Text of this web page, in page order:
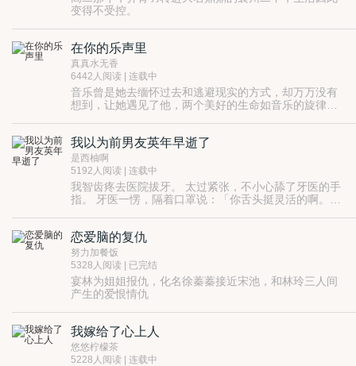
倾听着他们的故事，每次都是一段特殊的经历，一次珍
贵的心灵交流。在这片网络世界里，我们开始了一次次
的相遇。在这些相遇的过程中，我们不只是在寻找一个
可能的伴侣，更是在倾听一个个散落在岁月里的故事。
变得不受控。
后来她知道，剖开家庭秘密就像剥洋葱，凑太近了总会
流泪的，跟刀刃锋利与否，动作是不是利落没有关系。
剖开自己的内心也是。
一个关于爱、记忆和家庭的故事。
校园文，HE
在你的乐声里
真真水无香
6442人阅读 | 连载中
音乐曾是她去缅怀过去和逃避现实的方式，却万万没有
想到，让她遇见了他，两个美好的生命如音乐的旋律一
我以为前男友英年早逝了
是西柚啊
5192人阅读 | 连载中
我智齿疼去医院拔牙。 太过紧张，不小心舔了牙医的手
指。 牙医一愣，隔着口罩说：「你舌头挺灵活的啊。」
恋爱脑的复仇
努力加餐饭
5328人阅读 | 已完结
宴林为姐姐报仇，化名徐蓁蓁接近宋池，和林玲三人间
产生的爱恨情仇
我嫁给了心上人
悠悠柠檬茶
5228人阅读 | 连载中